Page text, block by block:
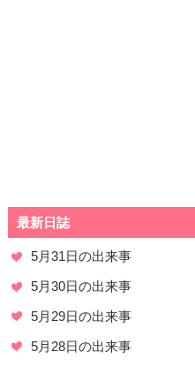
最新日誌
5月31日の出来事
5月30日の出来事
5月29日の出来事
5月28日の出来事